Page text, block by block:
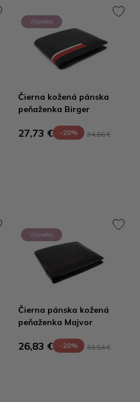
Výpredaj
Čierna kožená pánska
peňaženka Birger
27,73 € -20% 34,66 €
Výpredaj
Čierna pánska kožená
peňaženka Majvor
26,83 € -20% 33,54 €